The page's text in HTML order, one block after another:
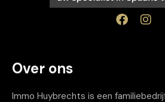
Over ons
Immo Huybrechts is een